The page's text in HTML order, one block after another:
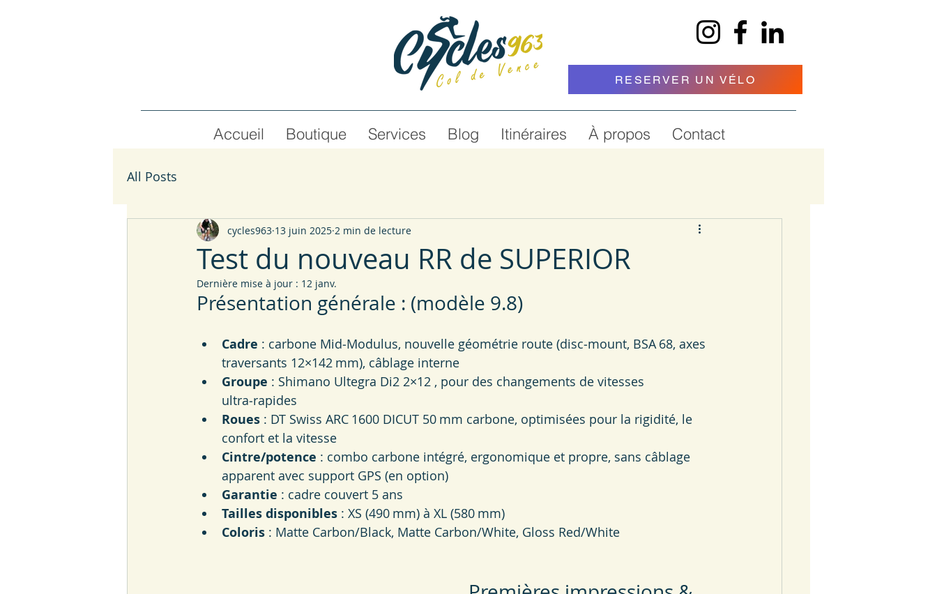
RESERVER UN VÉLO
Accueil Boutique Services Blog Itinéraires À propos Contact
All Posts
Test du nouveau RR de SUPERIOR
cycles963 13 juin 2025 2 min de lecture
Dernière mise à jour : 12 janv.
Présentation générale : (modèle 9.8)
Cadre : carbone Mid‑Modulus, nouvelle géométrie route (disc‑mount, BSA 68, axes
traversants 12×142 mm), câblage interne
Groupe : Shimano Ultegra Di2 2×12 , pour des changements de vitesses
ultra‑rapides
Roues : DT Swiss ARC 1600 DICUT 50 mm carbone, optimisées pour la rigidité, le
confort et la vitesse
Cintre/potence : combo carbone intégré, ergonomique et propre, sans câblage
apparent avec support GPS (en option)
Garantie : cadre couvert 5 ans
Tailles disponibles : XS (490 mm) à XL (580 mm)
Coloris : Matte Carbon/Black, Matte Carbon/White, Gloss Red/White